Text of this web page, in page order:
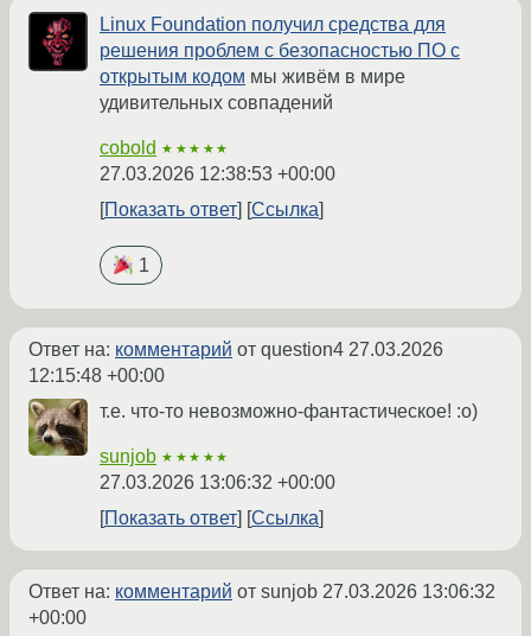
Linux Foundation получил средства для
решения проблем с безопасностью ПО с
открытым кодом мы живём в мире
удивительных совпадений
cobold ★★★★★
27.03.2026 12:38:53 +00:00
Показать ответ
Ссылка
1
Ответ на: комментарий от question4 27.03.2026
12:15:48 +00:00
т.е. что-то невозможно-фантастическое! :о)
sunjob ★★★★★
27.03.2026 13:06:32 +00:00
Показать ответ
Ссылка
Ответ на: комментарий от sunjob 27.03.2026 13:06:32
+00:00